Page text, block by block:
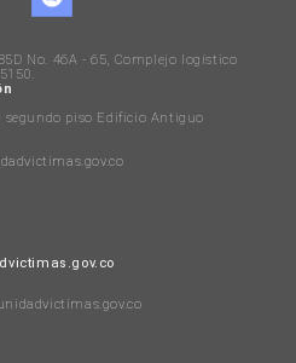
No. 46A - 65, Complejo logístico
segundo piso Edificio Antiguo